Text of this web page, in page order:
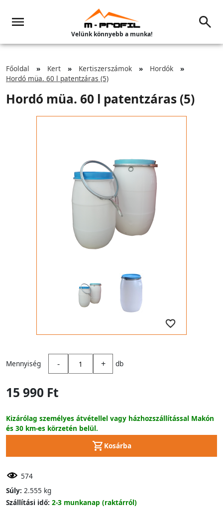
Velünk könnyebb a munka!
Főoldal Kert Kertiszerszámok
Hordók
Hordó müa. 60 l patentzáras (5)
Hordó müa. 60 l patentzáras (5)
Mennyiség - + db
15 990 Ft
Kizárólag személyes átvétellel vagy házhozszállítással Makón
és 30 km-es körzetén belül.
Kosárba
574
Súly: 2.555 kg
Szállítási idő: 2-3 munkanap (raktárról)